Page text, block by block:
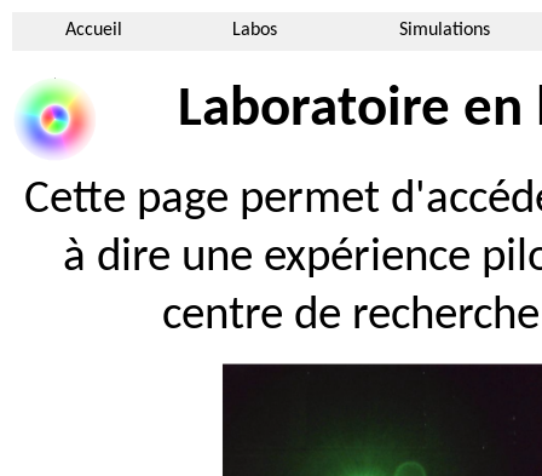
Accueil Labos Simulations
Laboratoire en
Cette page permet
à dire une expérience
centre de